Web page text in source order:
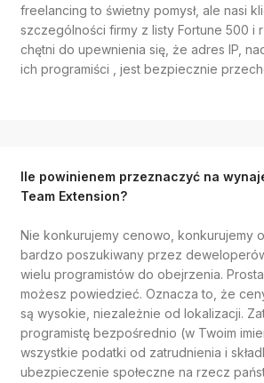
freelancing to świetny pomysł, ale nasi
szczególności firmy z listy Fortune 500 i
chętni do upewnienia się, że adres IP,
ich programiści , jest bezpiecznie
Ile powinienem przeznaczyć na
Team Extension?
Nie konkurujemy cenowo, konkurujemy
bardzo poszukiwany przez
wielu programistów do obejrzenia.
możesz powiedzieć. Oznacza to, że
są wysokie, niezależnie od lokalizacji.
programistę bezpośrednio (w Twoim
wszystkie podatki od zatrudnienia i
ubezpieczenie społeczne na rzecz